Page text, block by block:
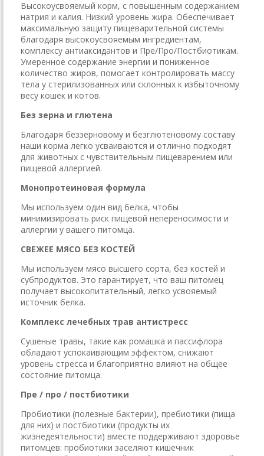
Высокоусвояемый корм, с повышенным содержанием
натрия и калия. Низкий уровень жира. Обеспечивает
максимальную защиту пищеварительной системы
благодаря высокоусвояемым ингредиентам,
комплексу антиаксидантов и Пре/Про/Постбиотикам.
Умеренное содержание энергии и пониженное
количество жиров, помогает контролировать массу
тела у стерилизованных или склонных к избыточному
весу кошек и котов.
Без зерна и глютена
Благодаря беззерновому и безглютеновому составу
наши корма легко усваиваются и отлично подходят
для животных с чувствительным пищеварением или
пищевой аллергией.
Монопротеиновая формула
Мы используем один вид белка, чтобы
минимизировать риск пищевой непереносимости и
аллергии у вашего питомца.
СВЕЖЕЕ МЯСО БЕЗ КОСТЕЙ
Мы используем мясо высшего сорта, без костей и
субпродуктов. Это гарантирует, что ваш питомец
получает высокопитательный, легко усвояемый
источник белка.
Комплекс лечебных трав антистресс
Сушеные травы, такие как ромашка и пассифлора
обладают успокаивающим эффектом, снижают
уровень стресса и благоприятно влияют на общее
состояние питомца.
Пре / про / постбиотики
Пробиотики (полезные бактерии), пребиотики (пища
для них) и постбиотики (продукты их
жизнедеятельности) вместе поддерживают здоровье
питомцев: пробиотики заселяют кишечник